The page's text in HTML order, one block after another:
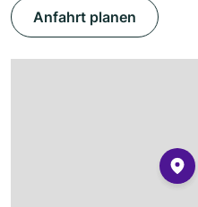
Anfahrt planen